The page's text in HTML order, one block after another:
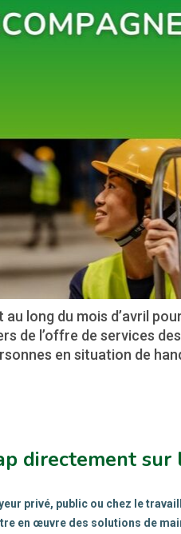
long du mois d’avril
de l’offre de services
en situation de
directement
privé, public ou chez le
en œuvre des solutions de